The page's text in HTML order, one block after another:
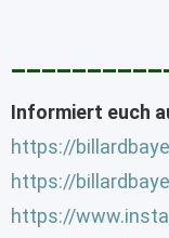
Informiert euch
https://
https://
https://